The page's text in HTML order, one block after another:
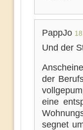
PappJo
Und der
der
eine
segnet